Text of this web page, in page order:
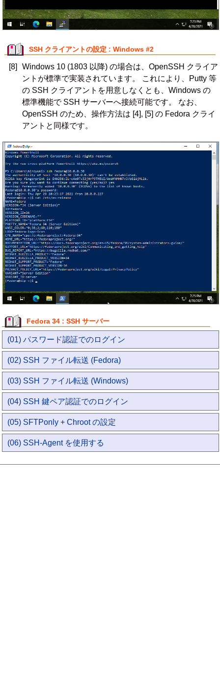
SSH クライアントの設定 : Windows #2
[8]
Windows 10 (1803 以降) の場合は、OpenSSH クライア
ントが標準で実装されています。 これにより、Putty 等
の SSH クライアントを用意しなくとも、Windows の
標準機能で SSH サーバーへ接続可能です。 なお、
OpenSSH のため、操作方法は [4], [5] の Fedora クライ
アントと同様です。
Fedora 34 : SSH サーバー
(01) パスワード認証でのログイン
(02) SSH ファイル転送 (Fedora)
(03) SSH ファイル転送 (Windows)
(04) SSH 鍵ペア認証でのログイン
(05) SFTPonly + Chroot の設定
(06) SSH-Agent を使用する